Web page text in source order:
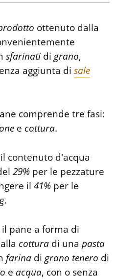
ottenuto dalla
sfarinati di grano,
aggiunta disale
comprende tre fasi:
e cottura.
contenuto d'acqua
29% per le pezzature
il41% per le
.
il pane a forma di
cottura di unapasta
farina di grano tenero di
e acqua, con o senza